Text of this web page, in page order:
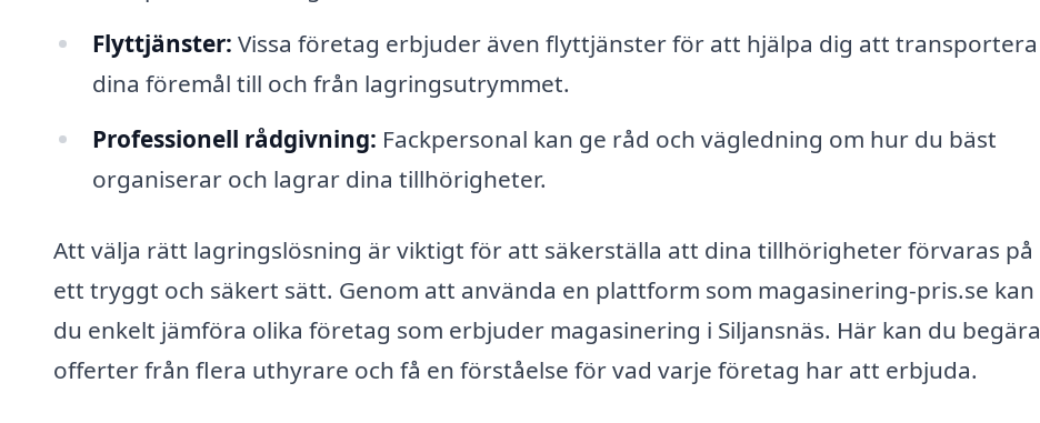
Flyttjänster: Vissa företag erbjuder även flyttjänster för att hjälpa dig att transportera
dina föremål till och från lagringsutrymmet.
Professionell rådgivning: Fackpersonal kan ge råd och vägledning om hur du bäst
organiserar och lagrar dina tillhörigheter.
Att välja rätt lagringslösning är viktigt för att säkerställa att dina tillhörigheter förvaras på
ett tryggt och säkert sätt. Genom att använda en plattform som magasinering-pris.se kan
du enkelt jämföra olika företag som erbjuder magasinering i Siljansnäs. Här kan du begära
offerter från flera uthyrare och få en förståelse för vad varje företag har att erbjuda.